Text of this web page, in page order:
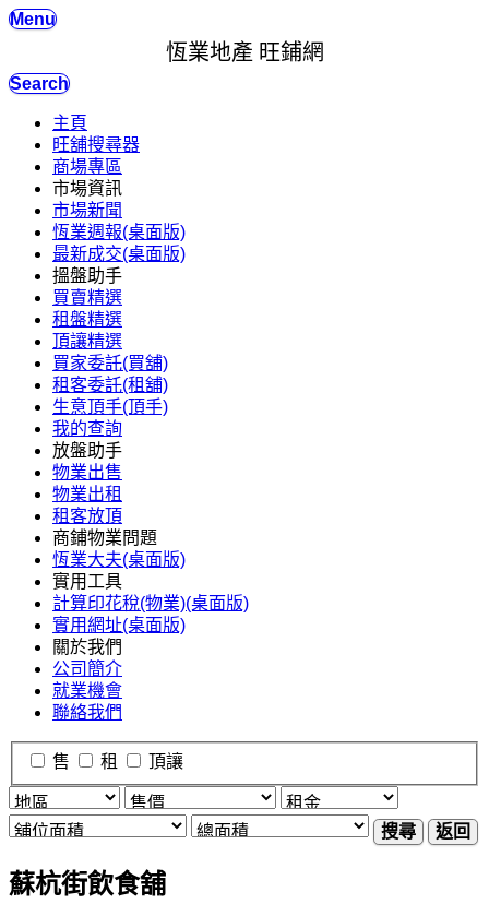
Menu
恆業地產 旺鋪網
Search
主頁
旺舖搜尋器
商場專區
市場資訊
市場新聞
恆業週報(桌面版)
最新成交(桌面版)
搵盤助手
買賣精選
租盤精選
頂讓精選
買家委託(買舖)
租客委託(租舖)
生意頂手(頂手)
我的查詢
放盤助手
物業出售
物業出租
租客放頂
商鋪物業問題
恆業大夫(桌面版)
實用工具
計算印花稅(物業)(桌面版)
實用網址(桌面版)
關於我們
公司簡介
就業機會
聯絡我們
售 租 頂讓
搜尋 返回
蘇杭街飲食舖